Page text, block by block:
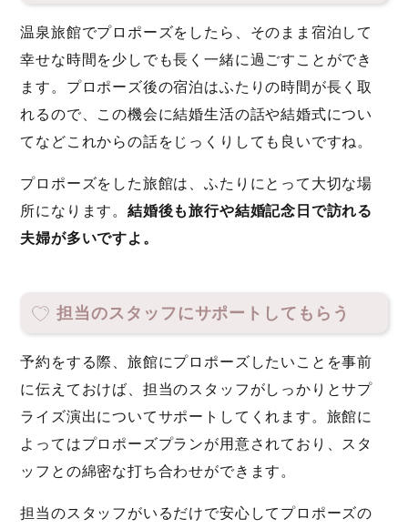
温泉旅館でプロポーズをしたら、そのまま宿泊して
幸せな時間を少しでも長く一緒に過ごすことができ
ます。プロポーズ後の宿泊はふたりの時間が長く取
れるので、この機会に結婚生活の話や結婚式につい
てなどこれからの話をじっくりしても良いですね。
プロポーズをした旅館は、ふたりにとって大切な場
所になります。結婚後も旅行や結婚記念日で訪れる
夫婦が多いですよ。
担当のスタッフにサポートしてもらう
予約をする際、旅館にプロポーズしたいことを事前
に伝えておけば、担当のスタッフがしっかりとサプ
ライズ演出についてサポートしてくれます。旅館に
よってはプロポーズプランが用意されており、スタ
ッフとの綿密な打ち合わせができます。
担当のスタッフがいるだけで安心してプロポーズの